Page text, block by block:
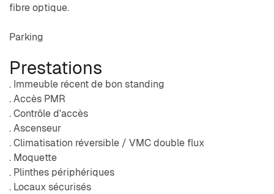
fibre optique.
Parking
Prestations
. Immeuble récent de bon standing
. Accès PMR
. Contrôle d'accès
. Ascenseur
. Climatisation réversible / VMC double flux
. Moquette
. Plinthes périphériques
. Locaux sécurisés